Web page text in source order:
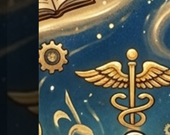
Graal
Les réponses du
Graal
Les réponses du Graal